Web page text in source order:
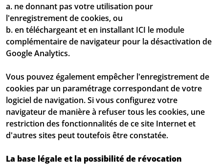
a. ne donnant pas votre utilisation pour
l'enregistrement de cookies, ou
b. en téléchargeant et en installant ICI le module
complémentaire de navigateur pour la désactivation de
Google Analytics.
Vous pouvez également empêcher l'enregistrement de
cookies par un paramétrage correspondant de votre
logiciel de navigation. Si vous configurez votre
navigateur de manière à refuser tous les cookies, une
restriction des fonctionnalités de ce site Internet et
d'autres sites peut toutefois être constatée.
La base légale et la possibilité de révocation